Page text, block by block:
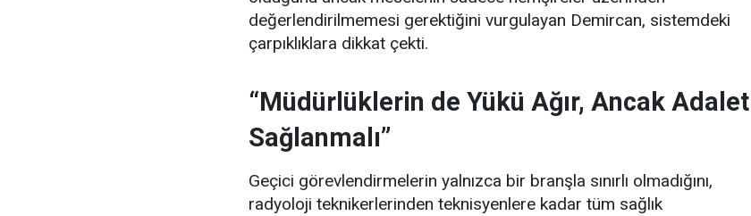
değerlendirilmemesi gerektiğini vurgulayan Demircan, sistemdeki
çarpıklıklara dikkat çekti.
“Müdürlüklerin de Yükü Ağır, Ancak Adalet
Sağlanmalı”
Geçici görevlendirmelerin yalnızca bir branşla sınırlı olmadığını,
radyoloji teknikerlerinden teknisyenlere kadar tüm sağlık